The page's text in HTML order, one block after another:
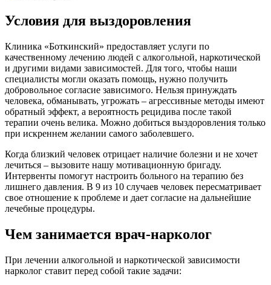
Условия для выздоровления
Клиника «Боткинский» предоставляет услуги по
качественному лечению людей с алкогольной, наркотической
и другими видами зависимостей. Для того, чтобы наши
специалисты могли оказать помощь, нужно получить
добровольное согласие зависимого. Нельзя принуждать
человека, обманывать, угрожать – агрессивные методы имеют
обратный эффект, а вероятность рецидива после такой
терапии очень велика. Можно добиться выздоровления только
при искреннем желании самого заболевшего.
Когда близкий человек отрицает наличие болезни и не хочет
лечиться – вызовите нашу мотивационную бригаду.
Интервенты помогут настроить больного на терапию без
лишнего давления. В 9 из 10 случаев человек пересматривает
свое отношение к проблеме и дает согласие на дальнейшие
лечебные процедуры.
Чем занимается врач-нарколог
При лечении алкогольной и наркотической зависимости
нарколог ставит перед собой такие задачи: